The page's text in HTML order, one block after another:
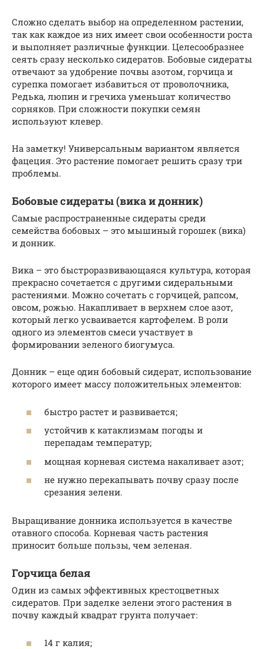
Сложно сделать выбор на определенном растении,
так как каждое из них имеет свои особенности роста
и выполняет различные функции. Целесообразнее
сеять сразу несколько сидератов. Бобовые сидераты
отвечают за удобрение почвы азотом, горчица и
сурепка помогает избавиться от проволочника,
Редька, люпин и гречиха уменьшат количество
сорняков. При сложности покупки семян
используют клевер.
На заметку! Универсальным вариантом является
фацеция. Это растение помогает решить сразу три
проблемы.
Бобовые сидераты (вика и донник)
Самые распространенные сидераты среди
семейства бобовых – это мышиный горошек (вика)
и донник.
Вика – это быстроразвивающаяся культура, которая
прекрасно сочетается с другими сидеральными
растениями. Можно сочетать с горчицей, рапсом,
овсом, рожью. Накапливает в верхнем слое азот,
который легко усваивается картофелем. В роли
одного из элементов смеси участвует в
формировании зеленого биогумуса.
Донник – еще один бобовый сидерат, использование
которого имеет массу положительных элементов:
быстро растет и развивается;
устойчив к катаклизмам погоды и
перепадам температур;
мощная корневая система накаливает азот;
не нужно перекапывать почву сразу после
срезания зелени.
Выращивание донника используется в качестве
отавного способа. Корневая часть растения
приносит больше пользы, чем зеленая.
Горчица белая
Один из самых эффективных крестоцветных
сидератов. При заделке зелени этого растения в
почву каждый квадрат грунта получает:
14 г калия;